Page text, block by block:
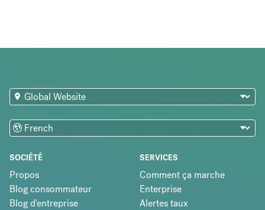
SOCIÉTÉ
Propos
Blog consommateur
Blog d'entreprise
SERVICES
Comment ça marche
Enterprise
Alertes taux